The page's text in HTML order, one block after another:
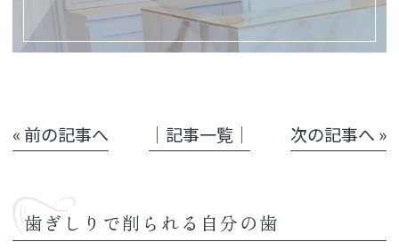
« 前の記事へ │記事一覧│ 次の記事へ »
歯ぎしりで削られる自分の歯